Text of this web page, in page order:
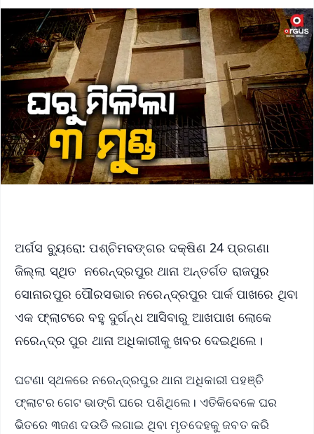
ଅର୍ଗସ ବ୍ୟୁରୋ: ପଶ୍ଚିମବଙ୍ଗର ଦକ୍ଷିଣ 24 ପ୍ରଗଣା
ଜିଲ୍ଲା ସ୍ଥିତ ନରେନ୍ଦ୍ରପୁର ଥାନା ଅନ୍ତର୍ଗତ ରାଜପୁର
ସୋନାରପୁର ପୌରସଭାର ନରେନ୍ଦ୍ରପୁର ପାର୍କ ପାଖରେ ଥିବା
ଏକ ଫ୍ଲାଟରେ ବହୁ ଦୁର୍ଗନ୍ଧ ଆସିବାରୁ ଆଖପାଖ ଲୋକେ
ନରେନ୍ଦ୍ର ପୁର ଥାନା ଅଧିକାରୀକୁ ଖବର ଦେଇଥିଲେ।
ଘଟଣା ସ୍ଥଳରେ ନରେନ୍ଦ୍ରପୁର ଥାନା ଅଧିକାରୀ ପହଞ୍ଚି
ଫ୍ଲାଟର ଗେଟ ଭାଙ୍ଗି ଘରେ ପଶିଥିଲେ। ଏତିକିବେଳେ ଘର
ଭିତରେ ୩ଜଣ ଦଉଡି ଲଗାଇ ଥିବା ମୃତଦେହକୁ ଜବତ କରି